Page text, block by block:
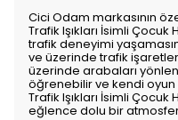
Cici Odam markasının
Trafik Işıkları İsimli
trafik deneyimi
ve üzerinde trafik
üzerinde arabaları
öğrenebilir ve kendi oyun
Trafik Işıkları İsimli Çocuk
eğlence dolu bir